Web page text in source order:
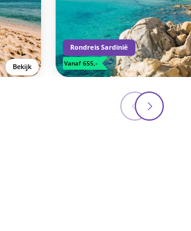
Bekijk
Rondreis Sardinië
Vanaf 655,-